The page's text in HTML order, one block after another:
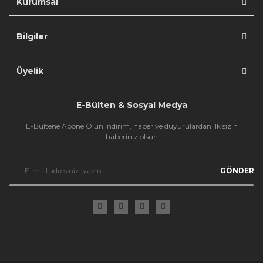
Bilgiler
Üyelik
E-Bülten & Sosyal Medya
E-Bültene Abone Olun indirim, haber ve duyurulardan ilk sizin
haberiniz olsun
GÖNDER